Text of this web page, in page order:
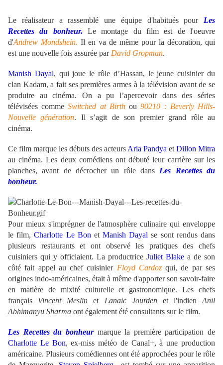
Le réalisateur a rassemblé une équipe d'habitués pour Les
Recettes du bonheur. Le montage du film est de l'oeuvre
d'Andrew Mondshein. Il en va de même pour la décoration, qui
est une nouvelle fois assurée par David Gropman.
Manish Dayal, qui joue le rôle d’Hassan, le jeune cuisinier du
clan Kadam, a fait ses premières armes à la télévision avant de se
produire au cinéma. On a pu l’apercevoir dans des séries
télévisées commeSwitched at Birthou90210 : Beverly Hills-
Nouvelle génération. Il s’agit de son premier grand rôle au
cinéma.
Ce film marque les débuts des acteurs Aria Pandya et Dillon Mitra
au cinéma. Les deux comédiens ont débuté leur carrière sur les
planches, avant de décrocher un rôle dans Les Recettes du
bonheur.
Pour mieux s'imprégner de l'atmosphère culinaire qui enveloppe
le film,Charlotte Le Bon etManish Dayal se sont rendus dans
plusieurs restaurants et ont observé les pratiques des chefs
cuisiniers qui y officiaient. La productrice Juliet Blake a de son
côté fait appel au chef cuisinier Floyd Cardozqui, de par ses
origines indo-américaines, était à même d'apporter son savoir-faire
en matière de mixité culturelle et gastronomique. Les chefs
français Vincent Meslin et Lanaic Jourdenet l'indien Anil
Abhimanyu Sharma ont également été consultants sur le film.
Les Recettes du bonheurmarque la première participation de
Charlotte Le Bon, ex-miss météo de Canal+, à une production
américaine. Plusieurs comédiennes ont été approchées pour le rôle